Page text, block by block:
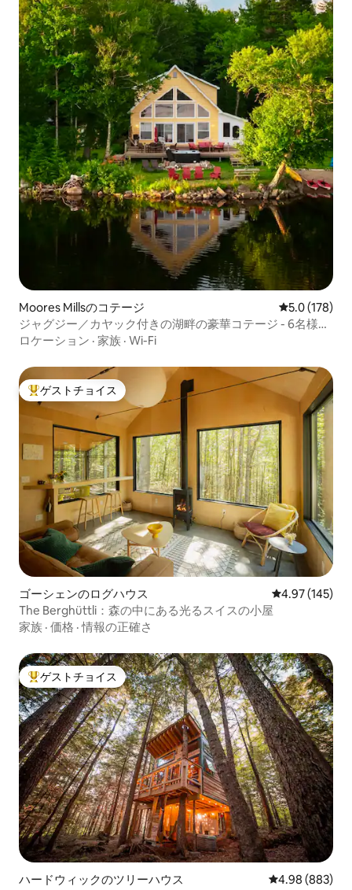
Moores Millsのコテージ レビュー178
5.0 (178)
ジャグジー／カヤック付きの湖畔の豪華コテージ - 6名様ま
でご宿泊可能
ロケーション · 家族 · Wi-Fi
大好評のゲストチョイスです。
ゲストチョイス
ゴーシェンのログハウス レビュー145
4.97 (145)
The Berghüttli：森の中にある光るスイスの小屋
家族 · 価格 ·情報の正確さ
大好評のゲストチョイスです。
ゲストチョイス
ハードウィックのツリーハウス レビュー883
4.98 (883)